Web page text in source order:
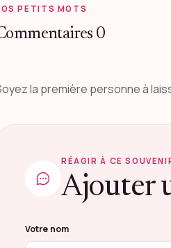
PETITS MOTS
0
la première personne à
RÉAGIR À CE
Ajouter
Ne pas remplir ce champ
Votre nom